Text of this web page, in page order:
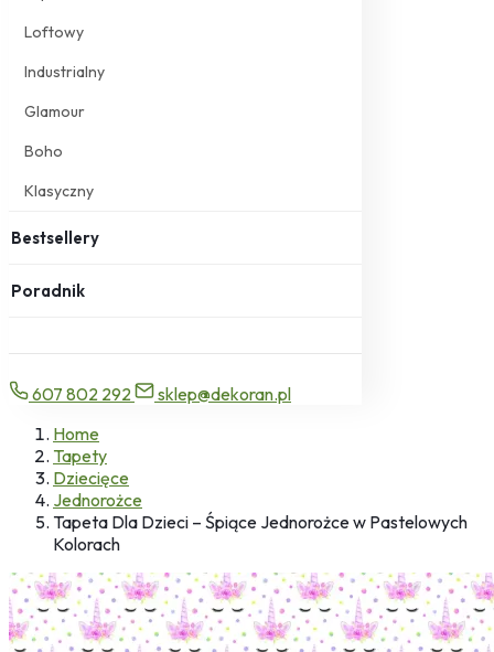
Loftowy
Industrialny
Glamour
Boho
Klasyczny
Bestsellery
Poradnik
607 802 292
sklep@dekoran.pl
Home
Tapety
Dziecięce
Jednorożce
Tapeta Dla Dzieci – Śpiące Jednorożce w Pastelowych
Kolorach